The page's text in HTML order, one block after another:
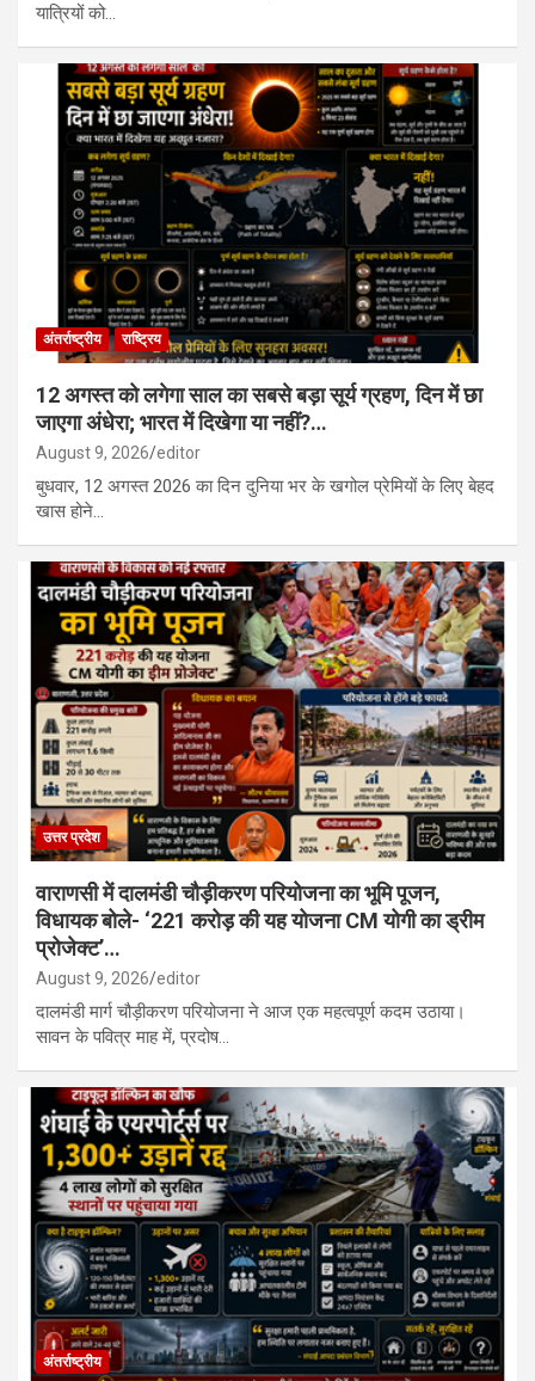
यात्रियों को…
अंतर्राष्ट्रीय राष्ट्रिय
12 अगस्त को लगेगा साल का सबसे बड़ा सूर्य ग्रहण, दिन में छा
जाएगा अंधेरा; भारत में दिखेगा या नहीं?…
August 9, 2026 editor
बुधवार, 12 अगस्त 2026 का दिन दुनिया भर के खगोल प्रेमियों के लिए बेहद
खास होने…
उत्तर प्रदेश
वाराणसी में दालमंडी चौड़ीकरण परियोजना का भूमि पूजन,
विधायक बोले- ‘221 करोड़ की यह योजना CM योगी का ड्रीम
प्रोजेक्ट’…
August 9, 2026 editor
दालमंडी मार्ग चौड़ीकरण परियोजना ने आज एक महत्वपूर्ण कदम उठाया।
सावन के पवित्र माह में, प्रदोष…
अंतर्राष्ट्रीय